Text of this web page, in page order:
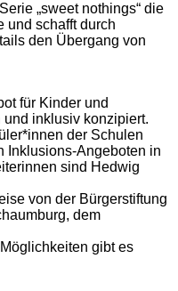
„sweet nothings“ die
und schafft durch
den Übergang von
für Kinder und
inklusiv konzipiert.
der Schulen
Inklusions-Angeboten in
sind Hedwig
von der Bürgerstiftung
dem
gibt es